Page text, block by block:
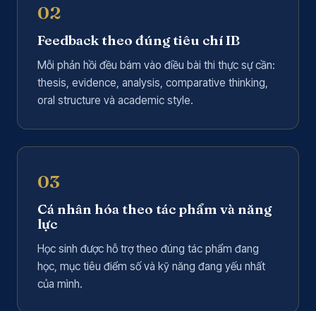
02
Feedback theo đúng tiêu chí IB
Mỗi phản hồi đều bám vào điều bài thi thực sự cần:
thesis, evidence, analysis, comparative thinking,
oral structure và academic style.
03
Cá nhân hóa theo tác phẩm và năng
lực
Học sinh được hỗ trợ theo đúng tác phẩm đang
học, mục tiêu điểm số và kỹ năng đang yếu nhất
của mình.